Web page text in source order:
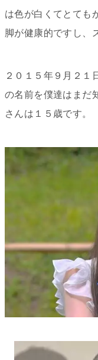
は色が白くてとても
脚が健康的ですし、
２０１５年９月２１
の名前を僕達はまだ
さんは１５歳です。